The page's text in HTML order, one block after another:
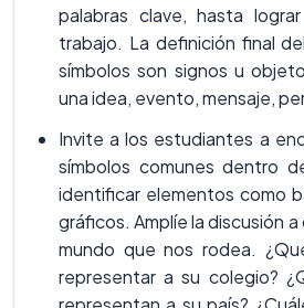
palabras clave, hasta
trabajo. La definición final
símbolos son signos u
una idea, evento, mensaje,
Invite a los estudiantes a
símbolos comunes dentro
identificar elementos como
gráficos. Amplíe la discusión
mundo que nos rodea.
representar a su colegio?